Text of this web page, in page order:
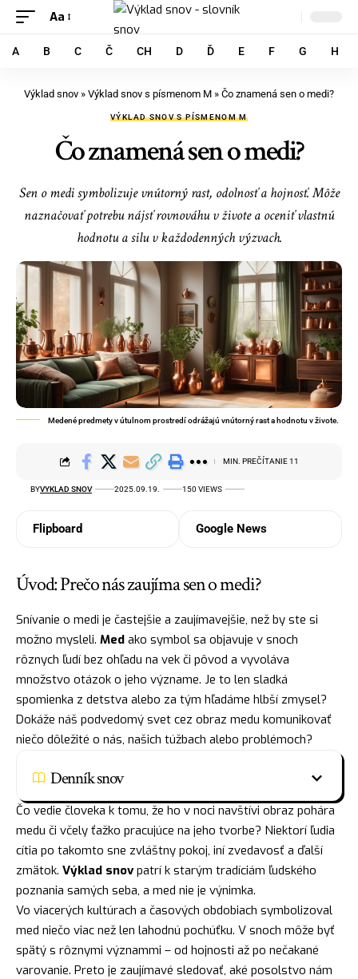
Aa
A B C Č CH D Ď E F G H
Výklad snov » Výklad snov s písmenom M » Čo znamená sen o medi?
VÝKLAD SNOV S PÍSMENOM M
Čo znamená sen o medi?
Sen o medi symbolizuje vnútorný rast, odolnosť a hojnosť. Môže
naznačovať potrebu nájsť rovnováhu v živote a oceniť vlastnú
hodnotu a silu v každodenných výzvach.
Medené predmety v útulnom prostredí odrážajú vnútorný rast a hodnotu v živote.
BYVYKLAD SNOV 2025.09.19. 150 VIEWS
MIN. PREČÍTANIE 11
Flipboard Google News
Úvod: Prečo nás zaujíma sen o medi?
Snívanie o medi je častejšie a zaujímavejšie, než by ste si
možno mysleli. Med ako symbol sa objavuje v snoch
rôznych ľudí bez ohľadu na vek či pôvod a vyvoláva
množstvo otázok o jeho význame. Je to len sladká
spomienka z detstva alebo za tým hľadáme hlbší zmysel?
Dokáže náš podvedomý svet cez obraz medu komunikovať
niečo dôležité o nás, našich túžbach alebo problémoch?
Denník snov
Čo vedie človeka k tomu, že ho v noci navštívi obraz pohára
medu či včely ťažko pracujúce na jeho tvorbe? Niektorí ľudia
cítia po takomto sne zvláštny pokoj, iní zvedavosť a ďalší
zmätok. Výklad snovpatrí k starým tradíciám ľudského
poznania samých seba, a med nie je výnimka.
Vo viacerých kultúrach a časových obdobiach symbolizoval
med niečo viac než len lahodnú pochúťku. V snoch môže byť
spätý s rôznymi význammi – od hojnosti až po nečakané
varovanie. Preto je zaujímavé sledovať, aké posolstvo nám